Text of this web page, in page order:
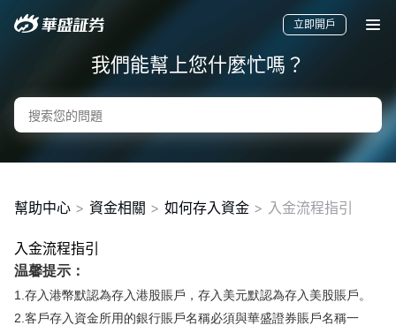
要聞
快訊
美股
港股
新股
立即開戶
我們能幫上您什麼忙嗎？
幫助中心 > 資金相關 > 如何存入資金 > 入金流程指引
入金流程指引
温馨提示：
1.存入港幣默認為存入港股賬戶，存入美元默認為存入美股賬戶。
2.客戶存入資金所用的銀行賬戶名稱必須與華盛證券賬戶名稱一